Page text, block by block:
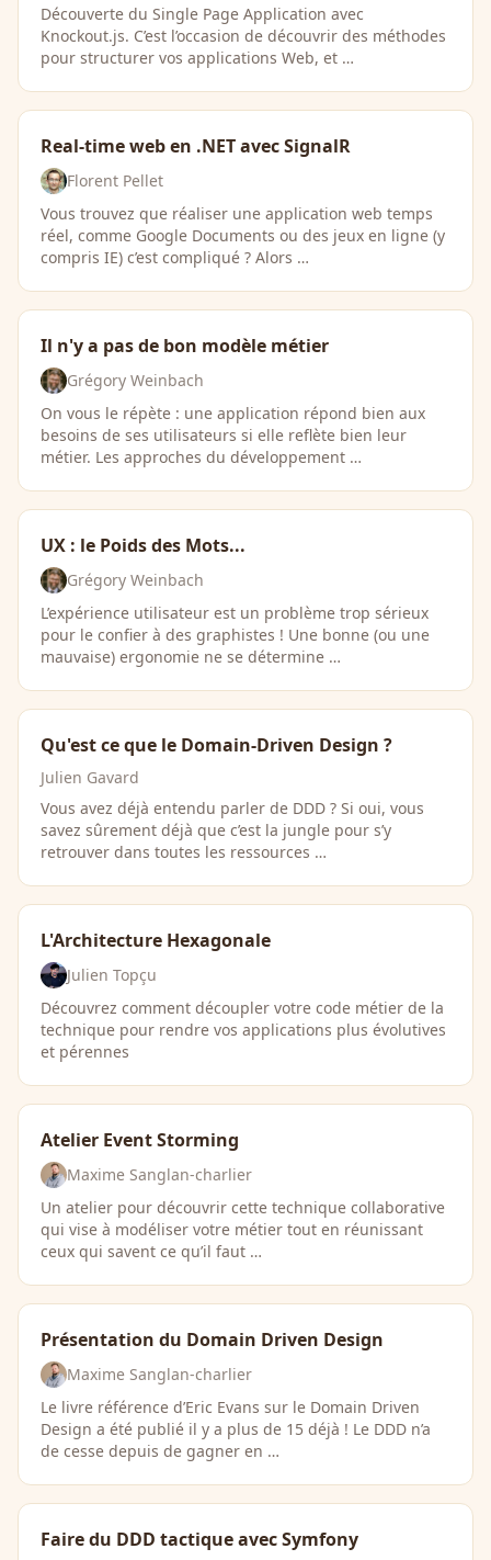
Découverte du Single Page Application avec
Knockout.js. C’est l’occasion de découvrir des méthodes
pour structurer vos applications Web, et …
Real-time web en .NET avec SignalR
Florent Pellet
Vous trouvez que réaliser une application web temps
réel, comme Google Documents ou des jeux en ligne (y
compris IE) c’est compliqué ? Alors …
Il n'y a pas de bon modèle métier
Grégory Weinbach
On vous le répète : une application répond bien aux
besoins de ses utilisateurs si elle reflète bien leur
métier. Les approches du développement …
UX : le Poids des Mots...
Grégory Weinbach
L’expérience utilisateur est un problème trop sérieux
pour le confier à des graphistes ! Une bonne (ou une
mauvaise) ergonomie ne se détermine …
Qu'est ce que le Domain-Driven Design ?
Julien Gavard
Vous avez déjà entendu parler de DDD ? Si oui, vous
savez sûrement déjà que c’est la jungle pour s’y
retrouver dans toutes les ressources …
L'Architecture Hexagonale
Julien Topçu
Découvrez comment découpler votre code métier de la
technique pour rendre vos applications plus évolutives
et pérennes
Atelier Event Storming
Maxime Sanglan-charlier
Un atelier pour découvrir cette technique collaborative
qui vise à modéliser votre métier tout en réunissant
ceux qui savent ce qu’il faut …
Présentation du Domain Driven Design
Maxime Sanglan-charlier
Le livre référence d’Eric Evans sur le Domain Driven
Design a été publié il y a plus de 15 déjà ! Le DDD n’a
de cesse depuis de gagner en …
Faire du DDD tactique avec Symfony